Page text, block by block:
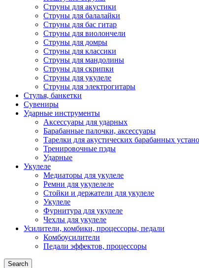
Струны для акустики
Струны для балалайки
Струны для бас гитар
Струны для виолончели
Струны для домры
Струны для классики
Струны для мандолины
Струны для скрипки
Струны для укулеле
Струны для электрогитары
Стулья, банкетки
Сувениры
Ударные инструменты
Аксессуары для ударных
Барабанные палочки, аксессуары
Тарелки для акустических барабанных
Тренировочные пэды
Ударные
Укулеле
Медиаторы для укулеле
Ремни для укулелеле
Стойки и держатели для укулеле
Укулеле
Фурнитура для укулеле
Чехлы для укулеле
Усилители, комбики, процессоры, педали
Комбоусилители
Педали эффектов, процессоры
Search